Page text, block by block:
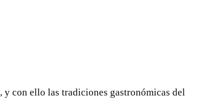
y con ello las tradiciones gastronómicas del